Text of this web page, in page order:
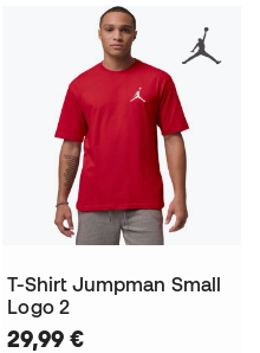
T-Shirt Jumpman Small
Logo 2
29,99 €